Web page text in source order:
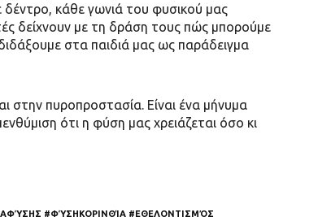
δέντρο, κάθε γωνιά του φυσικού μας
δείχνουν με τη δράση τους πώς μπορούμε
στα παιδιά μας ως παράδειγμα
στην πυροπροστασία. Είναι ένα μήνυμα
ότι η φύση μας χρειάζεται όσο κι
#ΦΎΣΗΚΟΡΙΝΘΊΑ #ΕΘΕΛΟΝΤΙΣΜΌΣ